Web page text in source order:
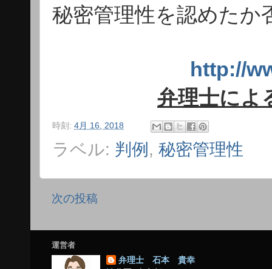
秘密管理性を認めたか
http://
弁理士によ
時刻: 4月 16, 2018
ラベル: 判例 , 秘密管理性
次の投稿
運営者
弁理士 石本 貴幸